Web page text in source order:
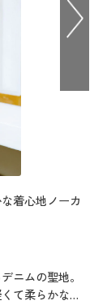
着心地ノーカ
ニムの聖地。
て柔らかな風